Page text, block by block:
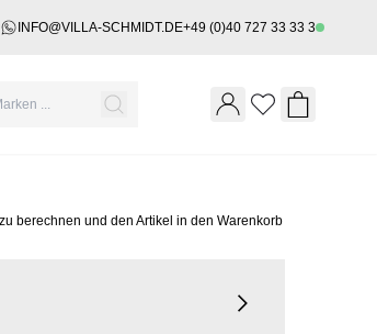
INFO@VILLA-SCHMIDT.DE+49 (0)40 727 33 33 3
Wishlist
berechnen und den Artikel in den Warenkorb